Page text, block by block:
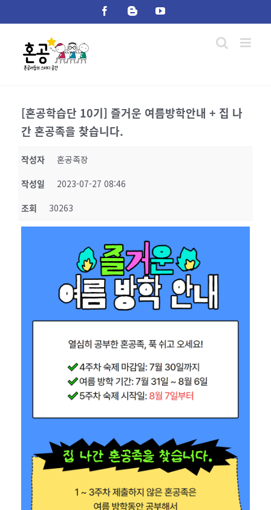
FacebookBloggerYouTube
[혼공학습단 10기] 즐거운 여름방학안내 + 집 나
간 혼공족을 찾습니다.
작성자
혼공족장
작성일
2023-07-27 08:46
조회
30263